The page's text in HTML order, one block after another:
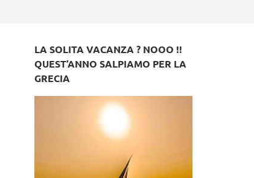
LA SOLITA VACANZA ? NOOO !!
QUEST’ANNO SALPIAMO PER LA
GRECIA